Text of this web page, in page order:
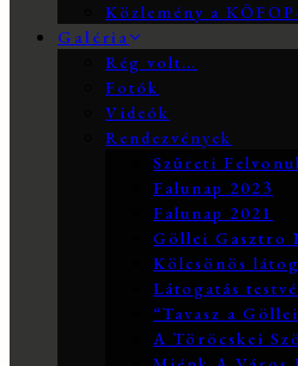
Közlemény a
Galéria
Rég volt…
Fotók
Videók
Rendezvények
Szüreti
Falunap 2023
Falunap 2021
Göllei Gasztro
Kölcsönös
Látogatás
“Tavasz a
A Töröcskei